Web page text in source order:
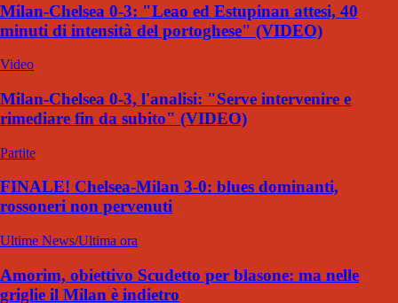
Milan-Chelsea 0-3: "Leao ed Estupinan attesi, 40
minuti di intensità del portoghese" (VIDEO)
Video
Milan-Chelsea 0-3, l'analisi: "Serve intervenire e
rimediare fin da subito" (VIDEO)
Partite
FINALE! Chelsea-Milan 3-0: blues dominanti,
rossoneri non pervenuti
Ultime News/Ultima ora
Amorim, obiettivo Scudetto per blasone: ma nelle
griglie il Milan è indietro